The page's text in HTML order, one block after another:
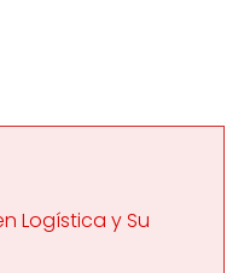
Logística y Su